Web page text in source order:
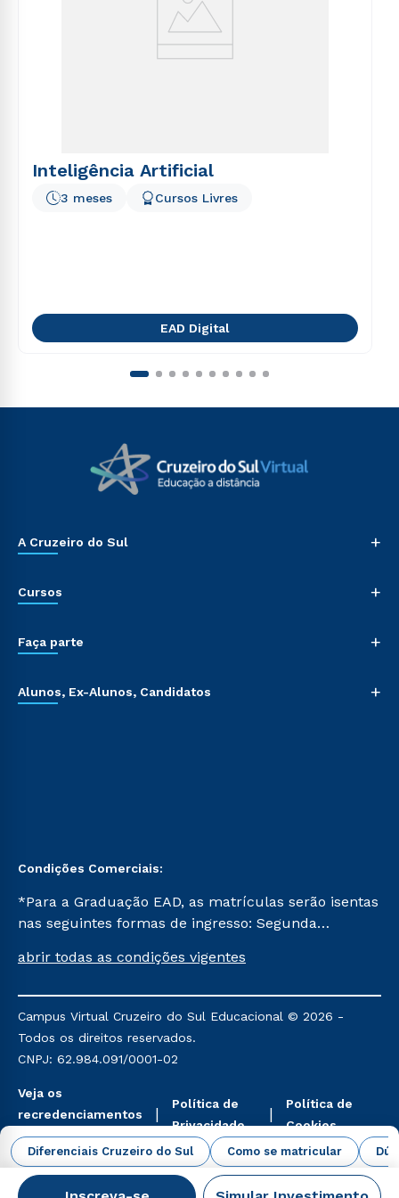
Diferenciais Cruzeiro do Sul Como se matricular
Inteligência Artificial
3 meses Cursos Livres
EAD Digital
A Cruzeiro do Sul +
Cursos +
Faça parte +
Alunos, Ex-Alunos, Candidatos +
Condições Comerciais:
*Para a Graduação EAD, as matrículas serão isentas
nas seguintes formas de ingresso: Segunda
Já para as demais, a taxa de matrícula será de R$
mencionadas são referentes aos cursos: Ensino
Religioso, Geografia para a Docência e Metodologia
do Ensino de História: Questões Atuais.
abrir todas as condições vigentes
Campus Virtual Cruzeiro do Sul Educacional © 2026 -
Todos os direitos reservados.
CNPJ: 62.984.091/0001-02
Veja os
recredenciamentos
aqui
Política de
Privacidade
Política de
Cookies